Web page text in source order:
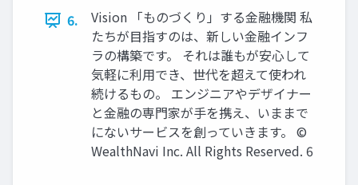
6.
Vision 「ものづくり」する⾦融機関 私
たちが⽬指すのは、新しい⾦融インフ
ラの構築です。 それは誰もが安⼼して
気軽に利⽤でき、世代を超えて使われ
続けるもの。 エンジニアやデザイナー
と⾦融の専⾨家が⼿を携え、いままで
にないサービスを創っていきます。 ©
WealthNavi Inc. All Rights Reserved. 6